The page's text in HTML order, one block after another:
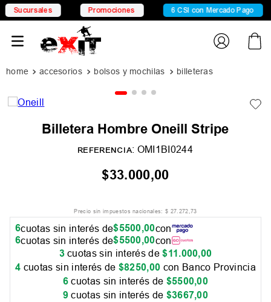
Sucursales Promociones 6 CSI con Mercado Pago
accesorios bolsos y mochilas billeteras
Billetera Hombre Oneill Stripe
REFERENCIA: OMI1BI0244
$33.000,00
Precio sin impuestos nacionales: $ 27.272,73
6cuotas sin interés de$5500,00con
6cuotas sin interés de$5500,00con
3cuotas sin interés de$11.000,00
4 cuotas sin interés de $8250,00 con Banco Provincia
6 cuotas sin interés de $5500,00
9 cuotas sin interés de $3667,00